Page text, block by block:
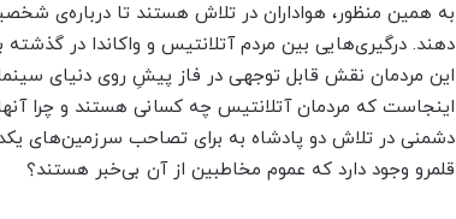
به همین منظور، هواداران در تلاش هستند تا درباره‌ی
دهند. درگیری‌هایی بین مردم آتلانتیس و واکاندا در
این مردمان نقش قابل توجهی در فاز پیشِ روی دنیای
اینجاست که مردمان آتلانتیس چه کسانی هستند و چرا آنها
دشمنی در تلاش دو پادشاه به برای تصاحب سرزمین‌های
قلمرو وجود دارد که عموم مخاطبین از آن بی‌خبر هستند؟